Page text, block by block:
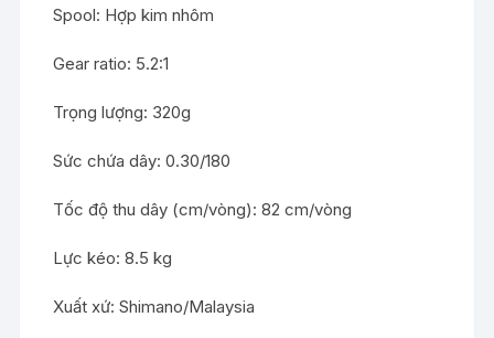
Spool: Hợp kim nhôm
Gear ratio: 5.2:1
Trọng lượng: 320g
Sức chứa dây: 0.30/180
Tốc độ thu dây (cm/vòng): 82 cm/vòng
Lực kéo: 8.5 kg
Xuất xứ: Shimano/Malaysia